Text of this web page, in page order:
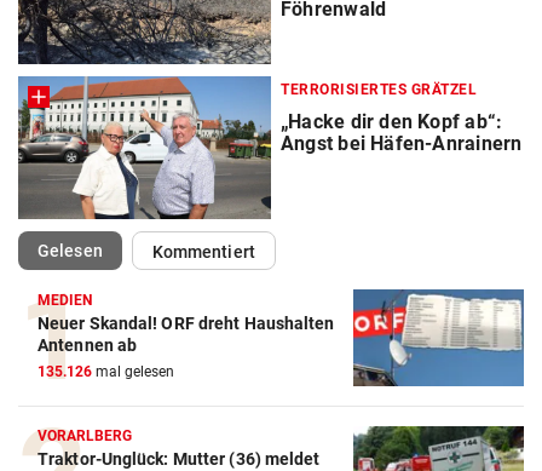
Föhrenwald
TERRORISIERTES GRÄTZEL
„Hacke dir den Kopf ab“:
Angst bei Häfen-Anrainern
Gelesen(ausgewählt)Kommentiert
MEDIEN
Neuer Skandal! ORF dreht Haushalten
Antennen ab
135.126 mal gelesen
VORARLBERG
Traktor-Unglück: Mutter (36) meldet